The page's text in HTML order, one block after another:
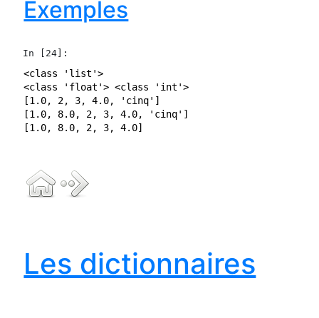
Exemples
In [24]:
<class 'list'>
<class 'float'> <class 'int'>
[1.0, 2, 3, 4.0, 'cinq']
[1.0, 8.0, 2, 3, 4.0, 'cinq']
Les dictionnaires